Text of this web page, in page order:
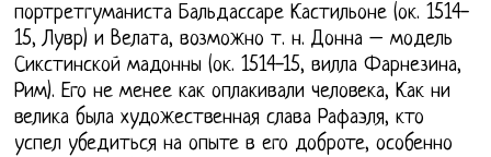
портретгуманиста Бальдассаре Кастильоне (ок. 1514-
15, Лувр) и Велата, возможно т. н. Донна – модель
Сикстинской мадонны (ок. 1514-15, вилла Фарнезина,
Рим). Его не менее как оплакивали человека, Как ни
велика была художественная слава Рафаэля, кто
успел убедиться на опыте в его доброте, особенно